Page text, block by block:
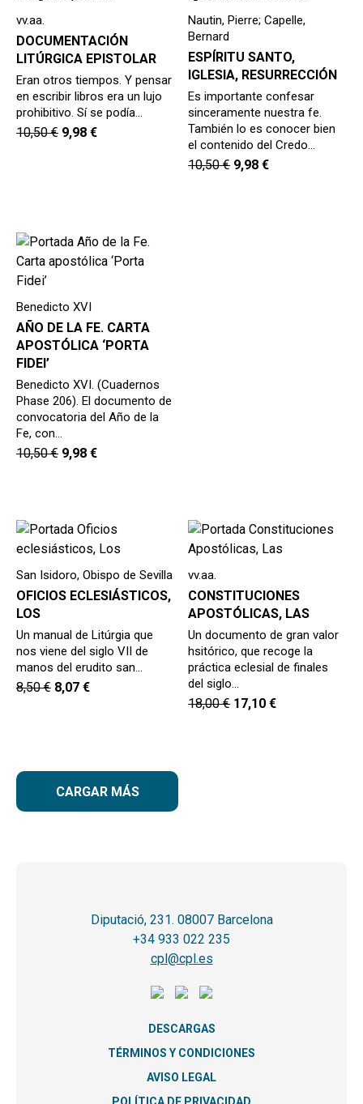
vv.aa.
DOCUMENTACIÓN
LITÚRGICA EPISTOLAR
Eran otros tiempos. Y pensar
en escribir libros era un lujo
prohibitivo. Sí se podía…
10,50€ 9,98 €
Nautin, Pierre; Capelle,
Bernard
ESPÍRITU SANTO,
IGLESIA, RESURRECCIÓN
Es importante confesar
sinceramente nuestra fe.
También lo es conocer bien
el contenido del Credo…
10,50€ 9,98€
Benedicto XVI
AÑO DE LA FE. CARTA
APOSTÓLICA ‘PORTA
FIDEI’
Benedicto XVI. (Cuadernos
Phase 206). El documento de
convocatoria del Año de la
Fe, con…
10,50€ 9,98 €
San Isidoro, Obispo de Sevilla
OFICIOS ECLESIÁSTICOS,
LOS
Un manual de Litúrgia que
nos viene del siglo VII de
manos del erudito san…
8,50€ 8,07 €
vv.aa.
CONSTITUCIONES
APOSTÓLICAS, LAS
Un documento de gran valor
hsitórico, que recoge la
práctica eclesial de finales
del siglo…
18,00€ 17,10€
CARGAR MÁS
Diputació, 231. 08007 Barcelona
+34 933 022 235
cpl@cpl.es
DESCARGAS
TÉRMINOS Y CONDICIONES
AVISO LEGAL